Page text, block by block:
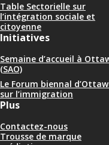
Table Sectorielle sur
l’intégration sociale et
citoyenne
Initiatives
Semaine d’accueil à
(SAO)
Le Forum biennal
sur l’immigration
Plus
Contactez-nous
Trousse de marque